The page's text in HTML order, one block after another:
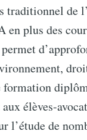
traditionnel de
en plus des
élèves-
l’étude de
to
all the
straight to